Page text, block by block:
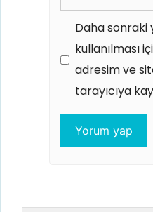
sitesi
Daha sonraki
kullanılması
adresim ve
tarayıcıya